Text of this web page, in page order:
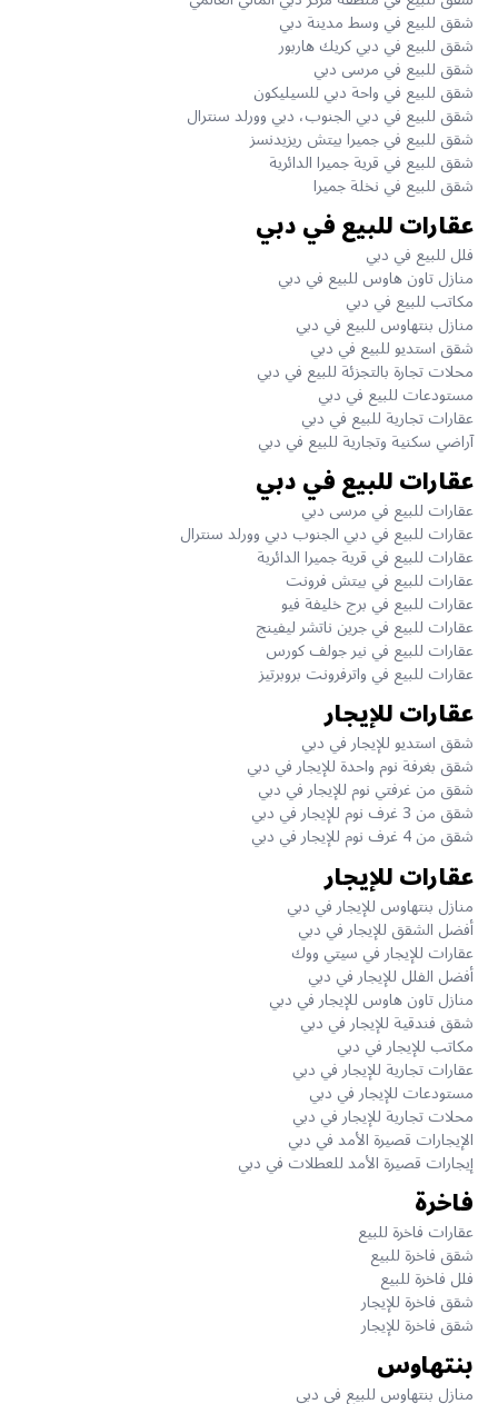
شقق للبيع في وسط مدينة دبي
شقق للبيع في دبي كريك هاربور
شقق للبيع في مرسى دبي
شقق للبيع في واحة دبي للسيليكون
شقق للبيع في دبي الجنوب، دبي وورلد سنترال
شقق للبيع في جميرا بيتش ريزيدنسز
شقق للبيع في قرية جميرا الدائرية
شقق للبيع في نخلة جميرا
عقارات للبيع في دبي
فلل للبيع في دبي
منازل تاون هاوس للبيع في دبي
مكاتب للبيع في دبي
منازل بنتهاوس للبيع في دبي
شقق استديو للبيع في دبي
محلات تجارة بالتجزئة للبيع في دبي
مستودعات للبيع في دبي
عقارات تجارية للبيع في دبي
آراضي سكنية وتجارية للبيع في دبي
عقارات للبيع في دبي
عقارات للبيع في مرسى دبي
عقارات للبيع في دبي الجنوب دبي وورلد سنترال
عقارات للبيع في قرية جميرا الدائرية
عقارات للبيع في بيتش فرونت
عقارات للبيع في برج خليفة فيو
عقارات للبيع في جرين ناتشر ليفينج
عقارات للبيع في نير جولف كورس
عقارات للبيع في واترفرونت بروبرتيز
عقارات للإيجار
شقق استديو للإيجار في دبي
شقق بغرفة نوم واحدة للإيجار في دبي
شقق من غرفتي نوم للإيجار في دبي
شقق من 3 غرف نوم للإيجار في دبي
شقق من 4 غرف نوم للإيجار في دبي
عقارات للإيجار
منازل بنتهاوس للإيجار في دبي
أفضل الشقق للإيجار في دبي
عقارات للإيجار في سيتي ووك
أفضل الفلل للإيجار في دبي
منازل تاون هاوس للإيجار في دبي
شقق فندقية للإيجار في دبي
مكاتب للإيجار في دبي
عقارات تجارية للإيجار في دبي
مستودعات للإيجار في دبي
محلات تجارية للإيجار في دبي
الإيجارات قصيرة الأمد في دبي
إيجارات قصيرة الأمد للعطلات في دبي
فاخرة
عقارات فاخرة للبيع
شقق فاخرة للبيع
فلل فاخرة للبيع
شقق فاخرة للإيجار
شقق فاخرة للإيجار
بنتهاوس
منازل بنتهاوس للبيع في دبي